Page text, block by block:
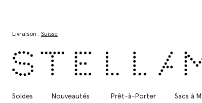
Livraison : Suisse
Soldes Nouveautés Prêt-à-Porter Sacs à